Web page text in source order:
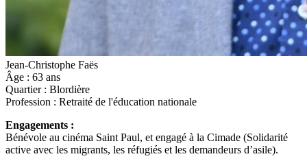
Jean-Christophe Faës
Âge : 63 ans
Quartier : Blordière
Profession : Retraité de l'éducation nationale
Engagements :
Bénévole au cinéma Saint Paul, et engagé à la Cimade (Solidarité
active avec les migrants, les réfugiés et les demandeurs d’asile).